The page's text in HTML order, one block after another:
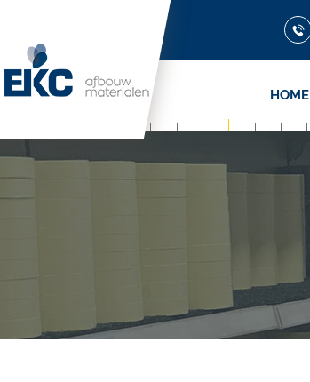
HOME